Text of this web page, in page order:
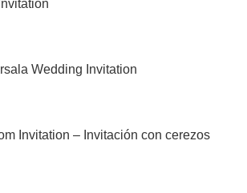
Wedding Invitation
Invitation – Invitación con cerezos